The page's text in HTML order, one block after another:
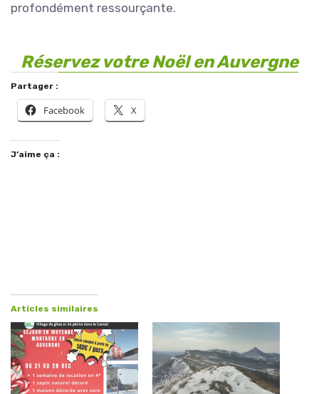
profondément ressourçante.
Réservez votre Noël en Auvergne
Partager :
Facebook X
J’aime ça :
Articles similaires